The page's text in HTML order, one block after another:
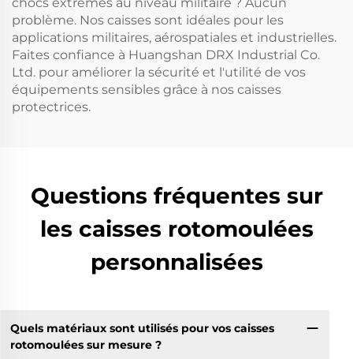
problème. Nos caisses sont idéales pour les
applications militaires, aérospatiales et industrielles.
Faites confiance à Huangshan DRX Industrial Co.
Ltd. pour améliorer la sécurité et l'utilité de vos
équipements sensibles grâce à nos caisses
protectrices.
Questions fréquentes sur
les caisses rotomoulées
personnalisées
Quels matériaux sont utilisés pour vos caisses
rotomoulées sur mesure ?